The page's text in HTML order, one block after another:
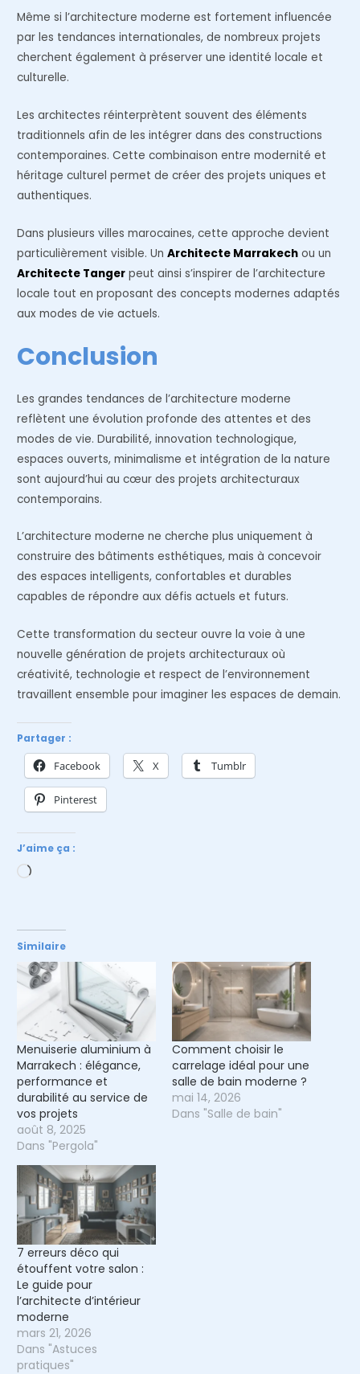
Même si l’architecture moderne est fortement influencée
par les tendances internationales, de nombreux projets
cherchent également à préserver une identité locale et
culturelle.
Les architectes réinterprètent souvent des éléments
traditionnels afin de les intégrer dans des constructions
contemporaines. Cette combinaison entre modernité et
héritage culturel permet de créer des projets uniques et
authentiques.
Dans plusieurs villes marocaines, cette approche devient
particulièrement visible. UnArchitecte Marrakech ou un
Architecte Tanger peut ainsi s’inspirer de l’architecture
locale tout en proposant des concepts modernes adaptés
aux modes de vie actuels.
Conclusion
Les grandes tendances de l’architecture moderne
reflètent une évolution profonde des attentes et des
modes de vie. Durabilité, innovation technologique,
espaces ouverts, minimalisme et intégration de la nature
sont aujourd’hui au cœur des projets architecturaux
contemporains.
L’architecture moderne ne cherche plus uniquement à
construire des bâtiments esthétiques, mais à concevoir
des espaces intelligents, confortables et durables
capables de répondre aux défis actuels et futurs.
Cette transformation du secteur ouvre la voie à une
nouvelle génération de projets architecturaux où
créativité, technologie et respect de l’environnement
travaillent ensemble pour imaginer les espaces de demain.
Partager :
Facebook X Tumblr
Pinterest
J’aime ça :
Chargement…
Similaire
Menuiserie aluminium à
Marrakech : élégance,
performance et
durabilité au service de
vos projets
août 8, 2025
Dans "Pergola"
Comment choisir le
carrelage idéal pour une
salle de bain moderne ?
mai 14, 2026
Dans "Salle de bain"
7 erreurs déco qui
étouffent votre salon :
Le guide pour
l’architecte d’intérieur
moderne
mars 21, 2026
Dans "Astuces
pratiques"